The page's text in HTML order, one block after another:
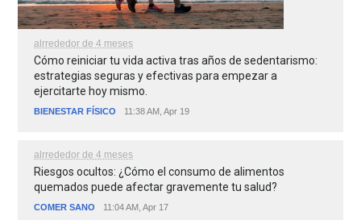
alrrededor de 4 meses
Cómo reiniciar tu vida activa tras años de sedentarismo:
estrategias seguras y efectivas para empezar a
ejercitarte hoy mismo.
BIENESTAR FÍSICO 11:38 AM, Apr 19
alrrededor de 4 meses
Riesgos ocultos: ¿Cómo el consumo de alimentos
quemados puede afectar gravemente tu salud?
COMER SANO 11:04 AM, Apr 17